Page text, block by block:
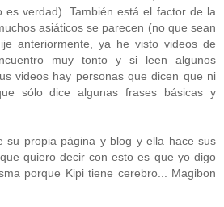
es verdad). También está el factor de la
asiáticos se parecen (no que sean
anteriormente, ya he visto videos de
muy tonto y si leen algunos
videos hay personas que dicen que ni
sólo dice algunas frases básicas y
su propia página y blog y ella hace sus
quiero decir con esto es que yo digo
porque Kipi tiene cerebro... Magibon